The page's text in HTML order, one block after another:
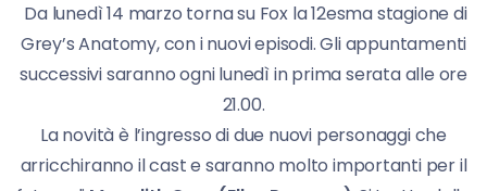
Da lunedì 14 marzo torna su Fox la 12esma stagione di
Grey’s Anatomy, con i nuovi episodi. Gli appuntamenti
successivi saranno ogni lunedì in prima serata alle ore
21.00.
La novità è l’ingresso di due nuovi personaggi che
arricchiranno il cast e saranno molto importanti per il